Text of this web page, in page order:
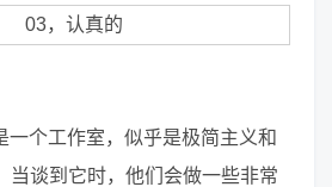
一个工作室，似乎是极简主义和
当谈到它时，他们会做一些非常